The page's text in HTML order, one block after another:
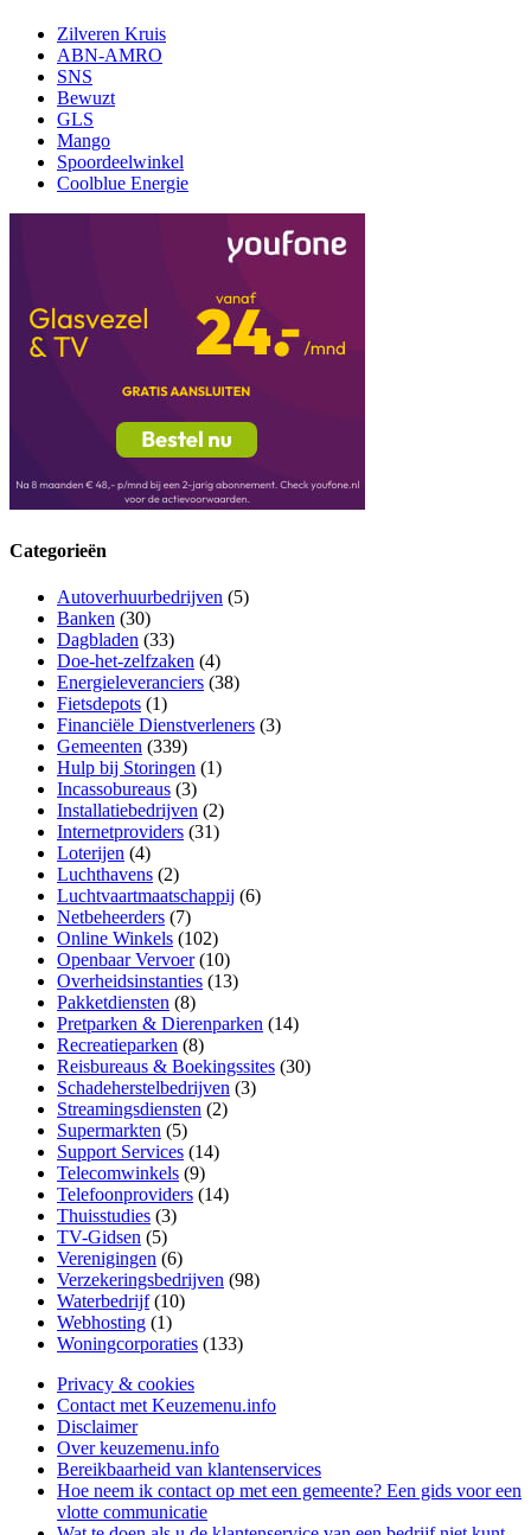
Zilveren Kruis
ABN-AMRO
SNS
Bewuzt
GLS
Mango
Spoordeelwinkel
Coolblue Energie
Categorieën
Autoverhuurbedrijven (5)
Banken (30)
Dagbladen (33)
Doe-het-zelfzaken (4)
Energieleveranciers (38)
Fietsdepots (1)
Financiële Dienstverleners (3)
Gemeenten (339)
Hulp bij Storingen (1)
Incassobureaus (3)
Installatiebedrijven (2)
Internetproviders (31)
Loterijen (4)
Luchthavens (2)
Luchtvaartmaatschappij (6)
Netbeheerders (7)
Online Winkels (102)
Openbaar Vervoer(10)
Overheidsinstanties (13)
Pakketdiensten (8)
Pretparken & Dierenparken (14)
Recreatieparken (8)
Reisbureaus & Boekingssites (30)
Schadeherstelbedrijven (3)
Streamingsdiensten (2)
Supermarkten (5)
Support Services (14)
Telecomwinkels (9)
Telefoonproviders (14)
Thuisstudies (3)
TV-Gidsen (5)
Verenigingen (6)
Verzekeringsbedrijven (98)
Waterbedrijf(10)
Webhosting (1)
Woningcorporaties (133)
Privacy & cookies
Contact met Keuzemenu.info
Disclaimer
Over keuzemenu.info
Bereikbaarheid van klantenservices
Hoe neem ik contact op met een gemeente? Een gids voor een
vlotte communicatie